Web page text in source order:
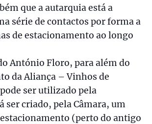
que a autarquia está a
série de contactos por forma a
de estacionamento ao longo
António Floro, para além do
da Aliança – Vinhos de
ser utilizado pela
ser criado, pela Câmara, um
(perto do antigo